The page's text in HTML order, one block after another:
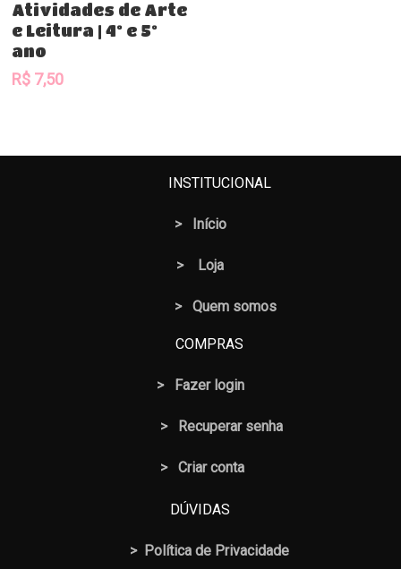
Atividades de Arte
e Leitura | 4º e 5º
ano
R$ 7,50
INSTITUCIONAL
> Início
> Loja
> Quem somos
COMPRAS
> Fazer login
> Recuperar senha
> Criar conta
DÚVIDAS
> Política de Privacidade